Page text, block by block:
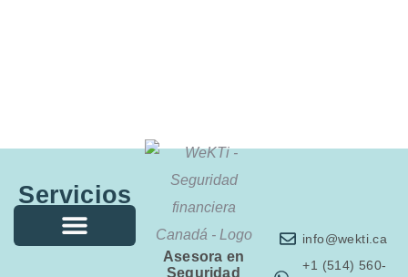
Servicios
Asesora en
Seguridad
info@wekti.ca
+1 (514) 560-